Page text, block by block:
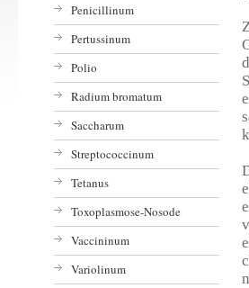
Penicillinum
Pertussinum
Polio
Radium bromatum
Saccharum
Streptococcinum
Tetanus
Toxoplasmose-Nosode
Vaccininum
Variolinum